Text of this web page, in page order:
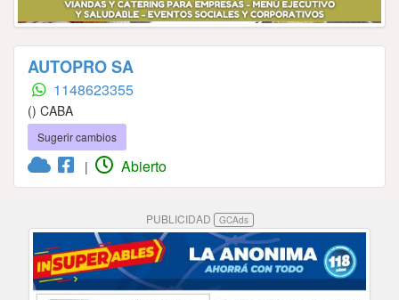
AUTOPRO SA
1148623355
() CABA
Sugerir cambios
| Abierto
PUBLICIDAD GCAds